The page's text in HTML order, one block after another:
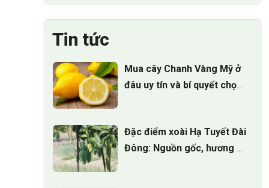
Tin tức
Mua cây Chanh Vàng Mỹ ở
đâu uy tín và bí quyết chọn
Đặc điểm xoài Hạ Tuyết Đài
Đông: Nguồn gốc, hương vị